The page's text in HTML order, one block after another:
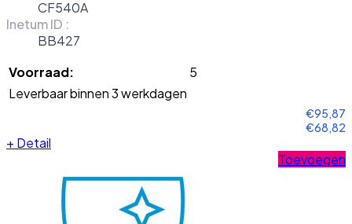
CF540A
Inetum ID :
BB427
Voorraad:
5
Leverbaar binnen 3 werkdagen
€95,87
€68,82
+ Detail
Toevoegen